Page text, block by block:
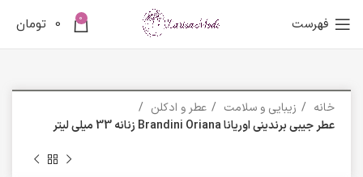
فهرست 0
0 تومان
خانه زیبایی و سلامت
عطر و ادکلن
عطر جیبی برندینی اوریانا Brandini Oriana زنانه 33 میلی لیتر